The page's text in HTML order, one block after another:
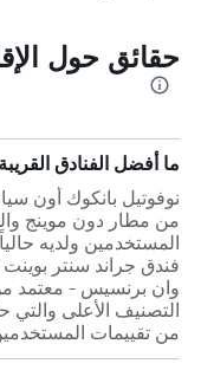
حقائق حول
ما أفضل الفنادق
نوفوتيل بانكوك أون
فندق جراند سنتر
وان برنسيس - معتمد
من تقييمات